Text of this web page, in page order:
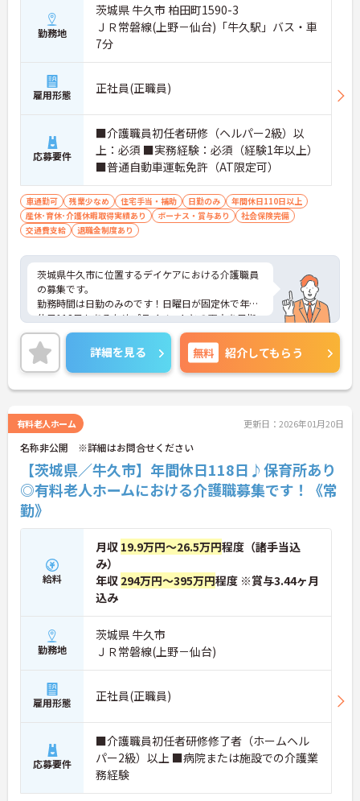
勤務地
茨城県 牛久市 柏田町1590-3
ＪＲ常磐線(上野－仙台)「牛久駅」バス・車
7分
雇用形態 正社員(正職員)
応募要件
■介護職員初任者研修（ヘルパー2級）以
上：必須 ■実務経験：必須（経験1年以上）
■普通自動車運転免許（AT限定可）
車通勤可 残業少なめ 住宅手当・補助 日勤のみ
年間休日110日以上
産休･育休･介護休暇取得実績あり
ボーナス・賞与あり
社会保険完備
交通費支給
退職金制度あり
茨城県牛久市に位置するデイケアにおける介護職員
の募集です。
勤務時間は日勤のみのです！日曜日が固定休で年間
休日118日もあるためプライベートとの両立を目指
す方におすすめの環境です◎しっかりとしたフォロ
ー体制で、経験に関わらず安心してスタートできま
す。
ご興味のある方には、面接対策ポイントなど、さら
に詳細をご案内しますのでお気軽にご相談くださ
詳細を見る 無料 紹介してもらう
有料老人ホーム 更新日：2026年01月20日
名称非公開 ※詳細はお問合せください
【茨城県／牛久市】年間休日118日♪保育所あり
◎有料老人ホームにおける介護職募集です！《常
勤》
給料
月収 19.9万円～26.5万円程度（諸手当込
み）
年収 294万円～395万円程度 ※賞与3.44ヶ月
込み
勤務地
茨城県 牛久市
ＪＲ常磐線(上野－仙台)
雇用形態 正社員(正職員)
応募要件
■介護職員初任者研修修了者（ホームヘル
パー2級）以上 ■病院または施設での介護業
務経験